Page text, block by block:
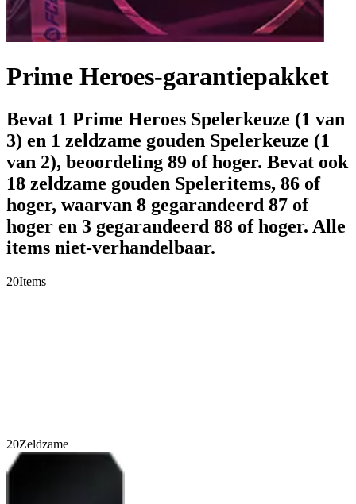
Prime Heroes-garantiepakket
Bevat 1 Prime Heroes Spelerkeuze (1 van
3) en 1 zeldzame gouden Spelerkeuze (1
van 2), beoordeling 89 of hoger. Bevat ook
18 zeldzame gouden Speleritems, 86 of
hoger, waarvan 8 gegarandeerd 87 of
hoger en 3 gegarandeerd 88 of hoger. Alle
items niet-verhandelbaar.
20Items
20Zeldzame